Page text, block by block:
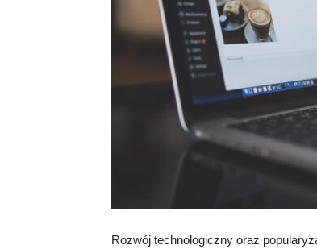
Rozwój technologiczny oraz